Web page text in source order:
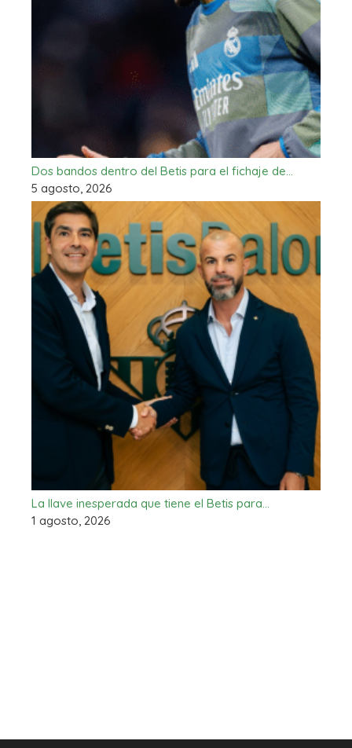
Dos bandos dentro del Betis para el fichaje de…
5 agosto, 2026
La llave inesperada que tiene el Betis para…
1 agosto, 2026